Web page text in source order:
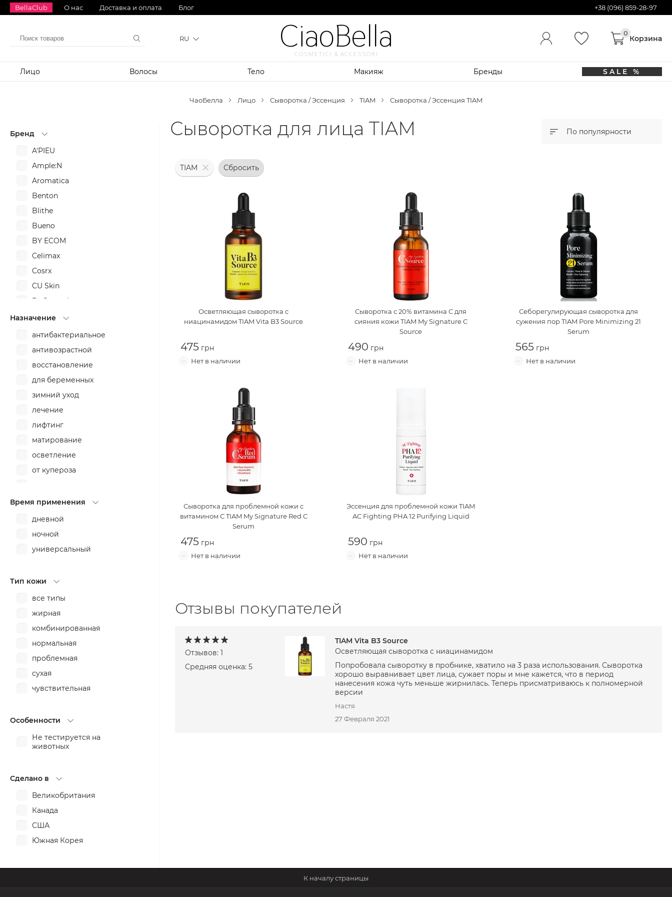
BellaClub О нас Доставка и оплата Блог +38 (096) 859-28-97
RU CiaoBella
COSMETICI & ACCESSORI
Лицо Волосы Тело Макияж Бренды SALE %
ЧаоБелла Лицо Сыворотка / Эссенция TIAM Сыворотка / Эссенция TIAM
Бренд
A'PIEU
Ample:N
Aromatica
Benton
Blithe
Bueno
BY ECOM
Celimax
Cosrx
CU Skin
Dr.Ceuracle
Dr.Jart
Elizavecca
ISNTREE
Klairs
Real Barrier
SOME BY MI
THE INKEY LIST
The Ordinary
TIAM
Timeless
Ultru
Назначение
антибактериальное
антивозрастной
восстановление
для беременных
зимний уход
лечение
лифтинг
матирование
осветление
от купероза
от отеков
от первых признаков
старения
от раздражения
от темных кругов
от угрей
от черных точек
очищение
пилинг
питание
против воспалений
против пигментных пятен
разглаживание
смягчение
сужение пор
тонизирование
увлажнение
укрепление
успокоение
Время применения
дневной
ночной
универсальный
Тип кожи
все типы
жирная
комбинированная
нормальная
проблемная
сухая
чувствительная
Особенности
Не тестируется на
животных
Сделано в
Великобритания
Канада
США
Южная Корея
Сыворотка для лица TIAM По популярности
TIAM Сбросить
Осветляющая сыворотка с
ниацинамидом TIAM Vita B3 Source
475
Сыворотка с 20% витамина C для
сияния кожи TIAM My Signature C
Source
490
Себорегулирующая сыворотка для
сужения пор TIAM Pore Minimizing 21
Serum
565
Сыворотка для проблемной кожи с
витамином СTIAM My Signature Red C
Serum
475
Эссенция для проблемной кожи TIAM
AC Fighting PHA 12 Purifying Liquid
590
Отзывы покупателей
Отзывов: 1
Средняя оценка: 5
TIAM Vita B3 Source
Осветляющая сыворотка с ниацинамидом
Попробовала сыворотку в пробнике, хватило на 3 раза использования. Сыворотка
хорошо выравнивает цвет лица, сужает поры и мне кажется, что в период
нанесения кожа чуть меньше жирнилась. Теперь присматриваюсь к полномерной
версии
Настя
27 Февраля 2021